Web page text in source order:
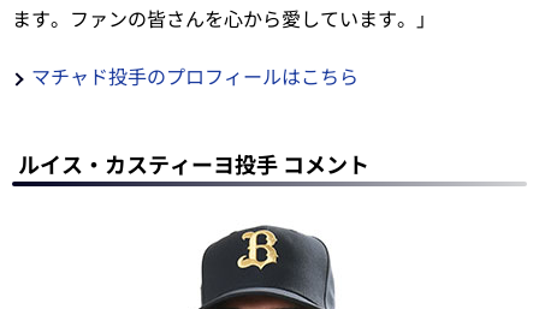
ます。ファンの皆さんを心から愛しています。」
マチャド投手のプロフィールはこちら
ルイス・カスティーヨ投手 コメント